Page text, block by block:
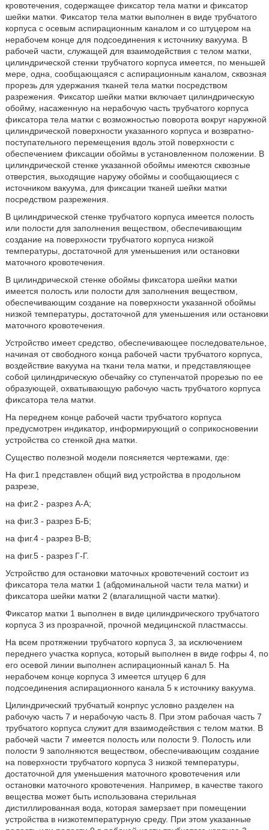
кровотечения, содержащее фиксатор тела матки и фиксатор
шейки матки. Фиксатор тела матки выполнен в виде трубчатого
корпуса с осевым аспирационным каналом и со штуцером на
нерабочем конце для подсоединения к источнику вакуума. В
рабочей части, служащей для взаимодействия с телом матки,
цилиндрической стенки трубчатого корпуса имеется, по меньшей
мере, одна, сообщающаяся с аспирационным каналом, сквозная
прорезь для удержания тканей тела матки посредством
разрежения. Фиксатор шейки матки включает цилиндрическую
обойму, насаженную на нерабочую часть трубчатого корпуса
фиксатора тела матки с возможностью поворота вокруг наружной
цилиндрической поверхности указанного корпуса и возвратно-
поступательного перемещения вдоль этой поверхности с
обеспечением фиксации обоймы в установленном положении. В
цилиндрической стенке указанной обоймы имеются сквозные
отверстия, выходящие наружу обоймы и сообщающиеся с
источником вакуума, для фиксации тканей шейки матки
посредством разрежения.
В цилиндрической стенке трубчатого корпуса имеется полость
или полости для заполнения веществом, обеспечивающим
создание на поверхности трубчатого корпуса низкой
температуры, достаточной для уменьшения или остановки
маточного кровотечения.
В цилиндрической стенке обоймы фиксатора шейки матки
имеется полость или полости для заполнения веществом,
обеспечивающим создание на поверхности указанной обоймы
низкой температуры, достаточной для уменьшения или остановки
маточного кровотечения.
Устройство имеет средство, обеспечивающее последовательное,
начиная от свободного конца рабочей части трубчатого корпуса,
воздействие вакуума на ткани тела матки, и представляющее
собой цилиндрическую обечайку со ступенчатой прорезью по ее
образующей, охватывающую рабочую часть трубчатого корпуса
фиксатора тела матки.
На переднем конце рабочей части трубчатого корпуса
предусмотрен индикатор, информирующий о соприкосновении
устройства со стенкой дна матки.
Существо полезной модели поясняется чертежами, где:
На фиг.1 представлен общий вид устройства в продольном
разрезе,
на фиг.2 - разрез А-А;
на фиг.3 - разрез Б-Б;
на фиг.4 - разрез В-В;
на фиг.5 - разрез Г-Г.
Устройство для остановки маточных кровотечений состоит из
фиксатора тела матки 1 (абдоминальной части тела матки) и
фиксатора шейки матки 2 (влагалищной части матки).
Фиксатор матки 1 выполнен в виде цилиндрического трубчатого
корпуса 3 из прозрачной, прочной медицинской пластмассы.
На всем протяжении трубчатого корпуса 3, за исключением
переднего участка корпуса, который выполнен в виде гофры 4, по
его осевой линии выполнен аспирационный канал 5. На
нерабочем конце корпуса 3 имеется штуцер 6 для
подсоединения аспирационного канала 5 к источнику вакуума.
Цилиндрический трубчатый конрпус условно разделен на
рабочую часть 7 и нерабочую часть 8. При этом рабочая часть 7
трубчатого корпуса служит для взаимодействия с телом матки. В
рабочей части 7 имеется полость или полости 9. Полость или
полости 9 заполняются веществом, обеспечивающим создание
на поверхности трубчатого корпуса 3 низкой температуры,
достаточной для уменьшения маточного кровотечения или
остановки маточного кровотечения. Например, в качестве такого
вещества может быть использована стерильная
дистиллированная вода, которая замерзает при помещении
устройства в низкотемпературную среду. При этом указанные